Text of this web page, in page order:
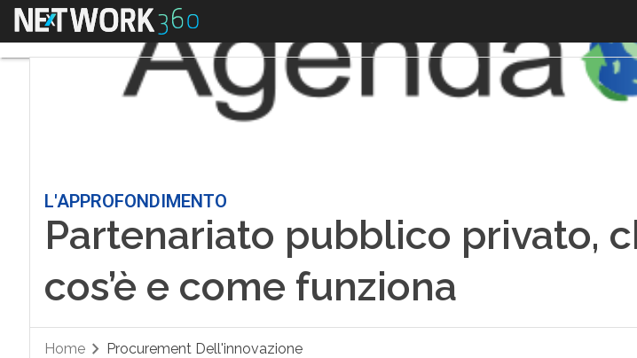
Menu
L'APPROFONDIMENTO
Partenariato pubblico privato,
cos’è e come funziona
Home Procurement Dell'innovazione